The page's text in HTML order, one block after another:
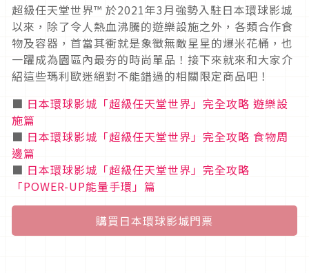
超級任天堂世界™ 於2021年3月強勢入駐日本環球影城
以來，除了令人熱血沸騰的遊樂設施之外，各類合作食
物及容器，首當其衝就是象徵無敵星星的爆米花桶，也
一躍成為園區內最夯的時尚單品！接下來就來和大家介
紹這些瑪利歐迷絕對不能錯過的相關限定商品吧！
■ 日本環球影城「超級任天堂世界」完全攻略 遊樂設
施篇
■ 日本環球影城「超級任天堂世界」完全攻略 食物周
邊篇
■ 日本環球影城「超級任天堂世界」完全攻略
「POWER-UP能量手環」篇
購買日本環球影城門票